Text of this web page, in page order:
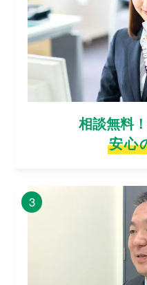
相談無料
安心
3